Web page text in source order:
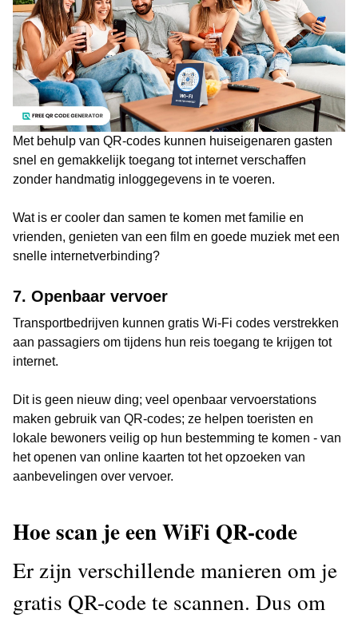
Met behulp van QR-codes kunnen huiseigenaren gasten
snel en gemakkelijk toegang tot internet verschaffen
zonder handmatig inloggegevens in te voeren.
Wat is er cooler dan samen te komen met familie en
vrienden, genieten van een film en goede muziek met een
snelle internetverbinding?
7. Openbaar vervoer
Transportbedrijven kunnen gratis Wi-Fi codes verstrekken
aan passagiers om tijdens hun reis toegang te krijgen tot
internet.
Dit is geen nieuw ding; veel openbaar vervoerstations
maken gebruik van QR-codes; ze helpen toeristen en
lokale bewoners veilig op hun bestemming te komen - van
het openen van online kaarten tot het opzoeken van
aanbevelingen over vervoer.
Hoe scan je een WiFi QR-code
Er zijn verschillende manieren om je
gratis QR-code te scannen. Dus om